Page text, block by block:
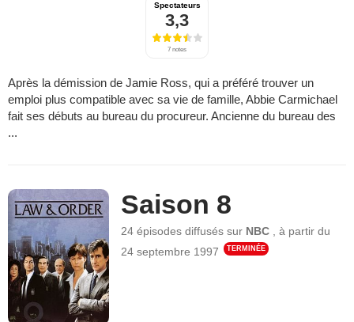
Spectateurs
3,3
7 notes
Après la démission de Jamie Ross, qui a préféré trouver un
emploi plus compatible avec sa vie de famille, Abbie Carmichael
fait ses débuts au bureau du procureur. Ancienne du bureau des
...
Saison 8
24 épisodes diffusés sur NBC ,à partir du
24 septembre 1997
TERMINÉE